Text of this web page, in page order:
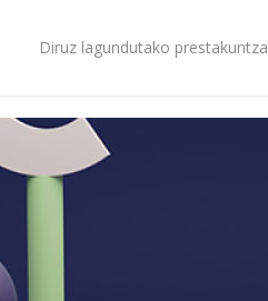
Diruz lagundutako prestakuntza